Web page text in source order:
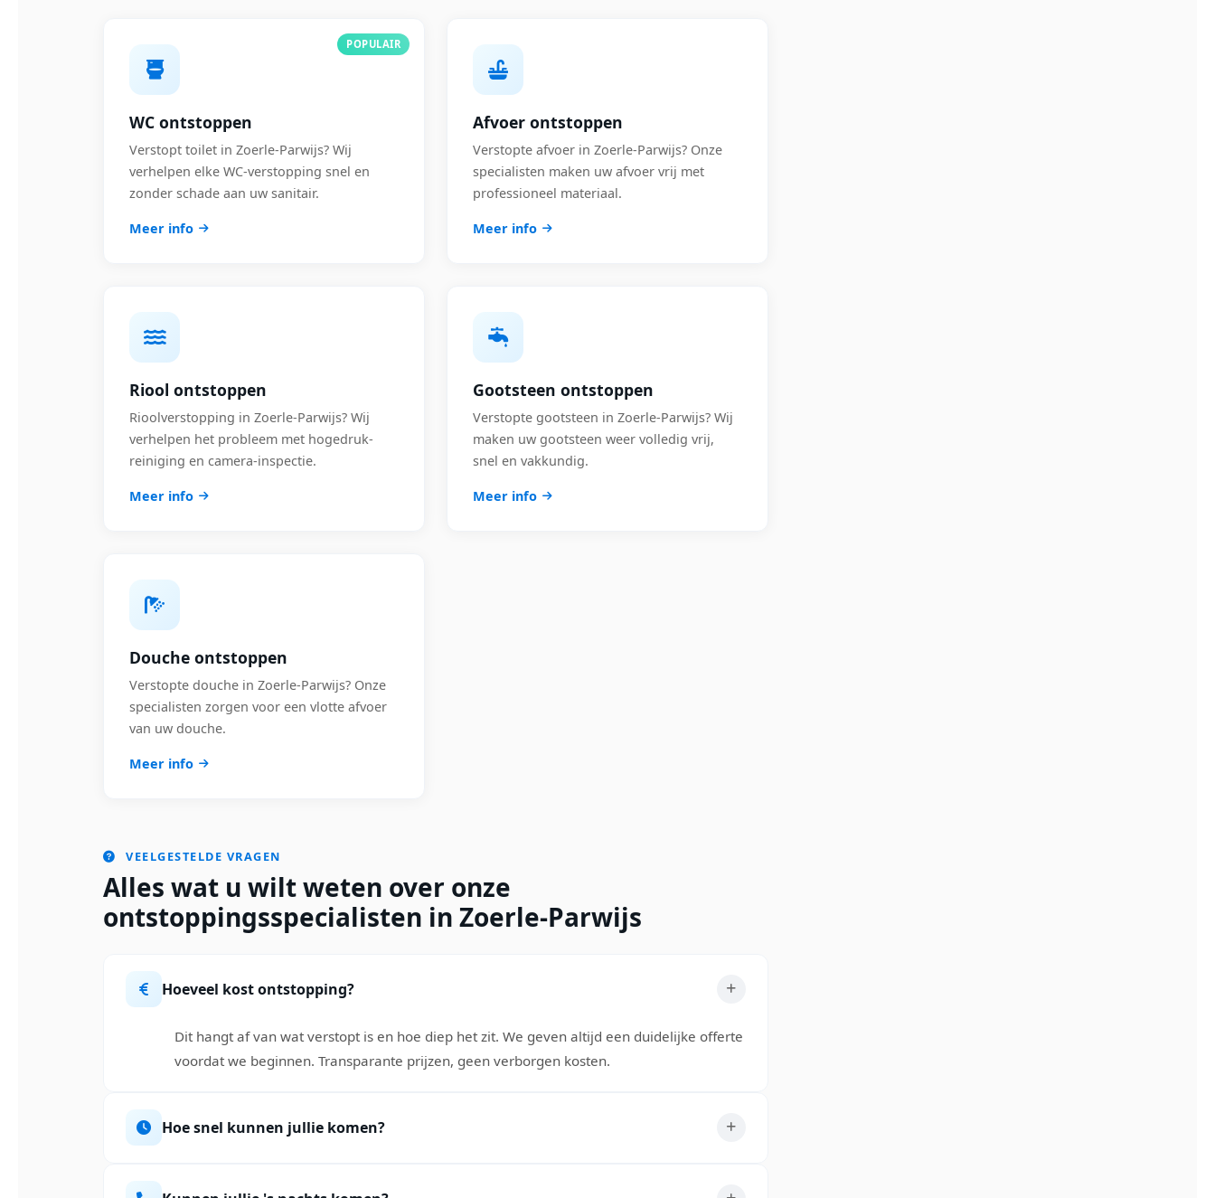
POPULAIR
WC ontstoppen
Verstopt toilet in Zoerle-Parwijs? Wij
verhelpen elke WC-verstopping snel en
zonder schade aan uw sanitair.
Meer info
Afvoer ontstoppen
Verstopte afvoer in Zoerle-Parwijs? Onze
specialisten maken uw afvoer vrij met
professioneel materiaal.
Meer info
Riool ontstoppen
Rioolverstopping in Zoerle-Parwijs? Wij
verhelpen het probleem met hogedruk-
reiniging en camera-inspectie.
Meer info
Gootsteen ontstoppen
Verstopte gootsteen in Zoerle-Parwijs? Wij
maken uw gootsteen weer volledig vrij,
snel en vakkundig.
Meer info
Douche ontstoppen
Verstopte douche in Zoerle-Parwijs? Onze
specialisten zorgen voor een vlotte afvoer
van uw douche.
Meer info
VEELGESTELDE VRAGEN
Alles wat u wilt weten over onze
ontstoppingsspecialisten in Zoerle-Parwijs
Hoeveel kost ontstopping?
Dit hangt af van wat verstopt is en hoe diep het zit. We geven altijd een duidelijke offerte
voordat we beginnen. Transparante prijzen, geen verborgen kosten.
Hoe snel kunnen jullie komen?